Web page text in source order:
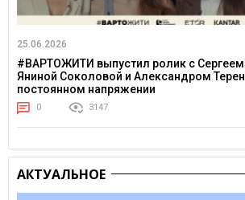
25.06.2026
#ВАРТОЖИТИ выпустил ролик с
Яниной Соколовой и Александром
постоянном напряжении
0 3147
АКТУАЛЬНОЕ